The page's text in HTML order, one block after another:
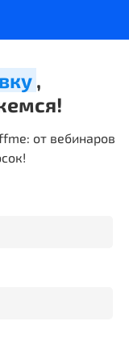
,
от вебинаров